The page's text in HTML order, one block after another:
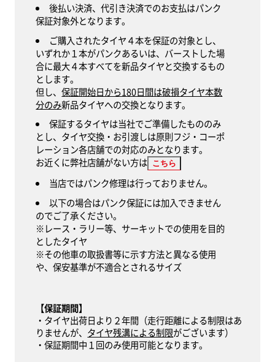
後払い決済、代引き決済でのお支払はパンク
保証対象外となります。
ご購入されたタイヤ４本を保証の対象とし、
いずれか１本がパンクあるいは、バーストした場
合に最大４本すべてを新品タイヤと交換するもの
とします。
但し、保証開始日から180日間は破損タイヤ本数
分のみ新品タイヤへの交換となります。
保証するタイヤは当社でご準備したもののみ
とし、タイヤ交換・お引渡しは原則フジ・コーポ
レーション各店舗での対応のみとなります。
お近くに弊社店舗がない方は こちら
当店ではパンク修理は行っておりません。
以下の場合はパンク保証には加入できません
のでご了承ください。
※レース・ラリー等、サーキットでの使用を目的
としたタイヤ
※その他車の取扱書等に示す方法と異なる使用
や、保安基準が不適合とされるサイズ
【保証期間】
・タイヤ出荷日より２年間（走行距離による制限はあ
りませんが、 タイヤ残溝による制限がございます）
・保証期間中１回のみ使用可能となります。